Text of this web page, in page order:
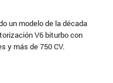
un modelo de la década
V6 biturbo con
y más de 750 CV.